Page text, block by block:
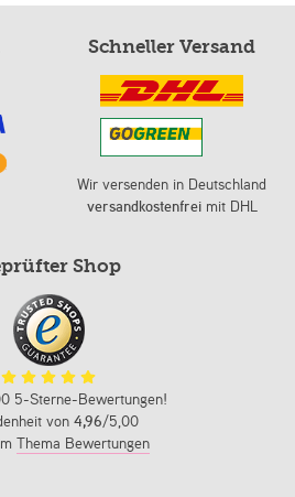
Schneller Versand
Wir versenden in Deutschland
versandkostenfreimit DHL
Shop
5-Sterne-Bewertungen!
von 4,96/5,00
Thema Bewertungen